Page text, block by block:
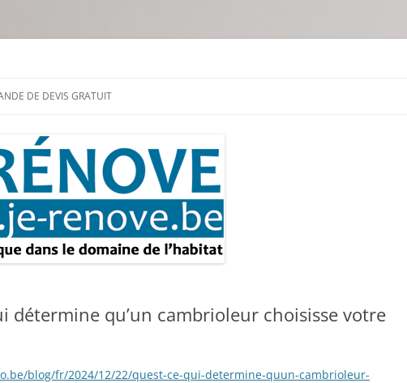
DE DEVIS GRATUIT
détermine qu’un cambrioleur choisisse votre
blog/fr/2024/12/22/quest-ce-qui-determine-quun-cambrioleur-